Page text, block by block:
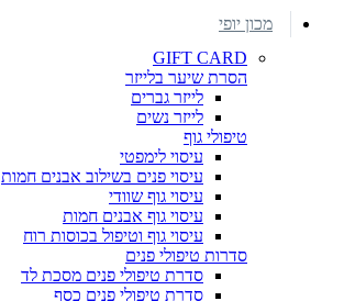
מכון יופי
GIFT CARD
הסרת שיער בלייזר
לייזר גברים
לייזר נשים
טיפולי גוף
עיסוי לימפטי
עיסוי פנים בשילוב אבנים חמות
עיסוי גוף שוודי
עיסוי גוף אבנים חמות
עיסוי גוף וטיפול בכוסות רוח
סדרות טיפולי פנים
סדרת טיפולי פנים מסכת לד
סדרת טיפולי פנים כסף